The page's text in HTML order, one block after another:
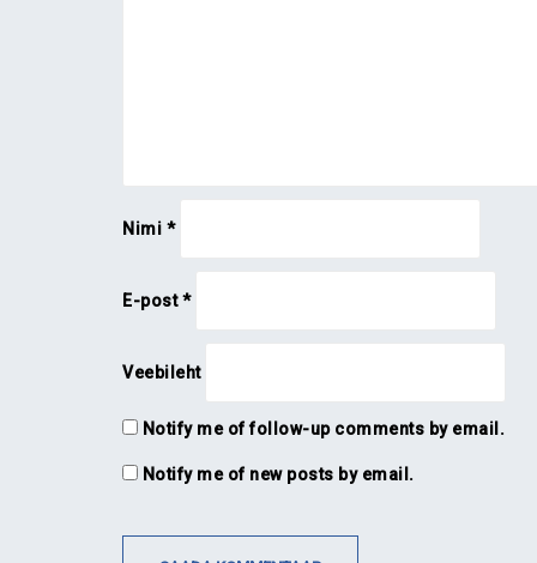
Nimi *
E-post*
Veebileht
Notify me of follow-up comments by email.
Notify me of new posts by email.